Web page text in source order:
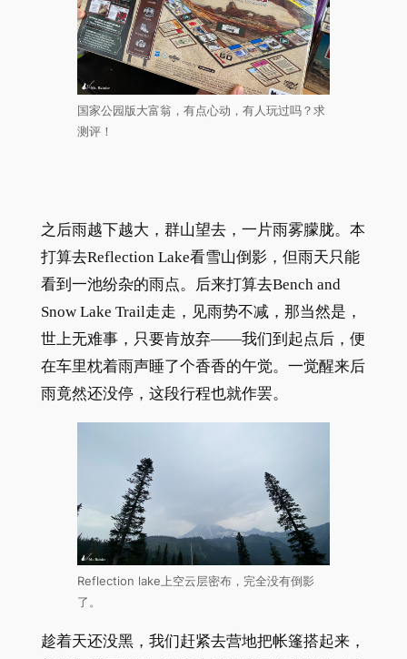
国家公园版大富翁，有点心动，有人玩过吗？求
测评！
之后雨越下越大，群山望去，一片雨雾朦胧。本
打算去Reflection Lake看雪山倒影，但雨天只能
看到一池纷杂的雨点。后来打算去Bench and
Snow Lake Trail走走，见雨势不减，那当然是，
世上无难事，只要肯放弃——我们到起点后，便
在车里枕着雨声睡了个香香的午觉。一觉醒来后
雨竟然还没停，这段行程也就作罢。
Reflection lake上空云层密布，完全没有倒影
了。
趁着天还没黑，我们赶紧去营地把帐篷搭起来，